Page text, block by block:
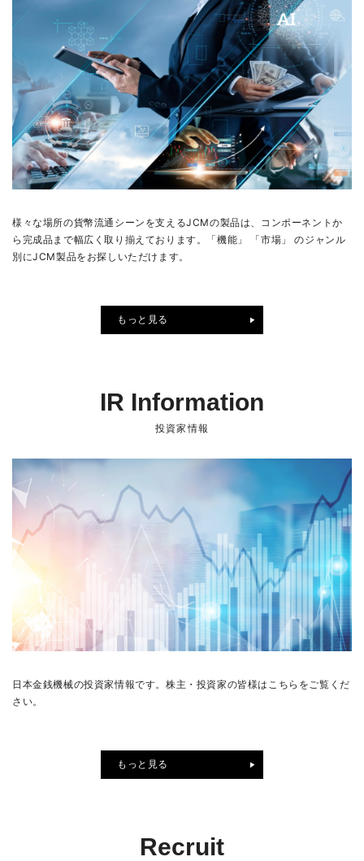
様々な場所の貨幣流通シーンを支えるJCMの製品は、コンポーネントか
ら完成品まで幅広く取り揃えております。「機能」 「市場」 のジャンル
別にJCM製品をお探しいただけます。
もっと見る
IR Information
投資家情報
日本金銭機械の投資家情報です。株主・投資家の皆様はこちらをご覧くだ
さい。
もっと見る
Recruit